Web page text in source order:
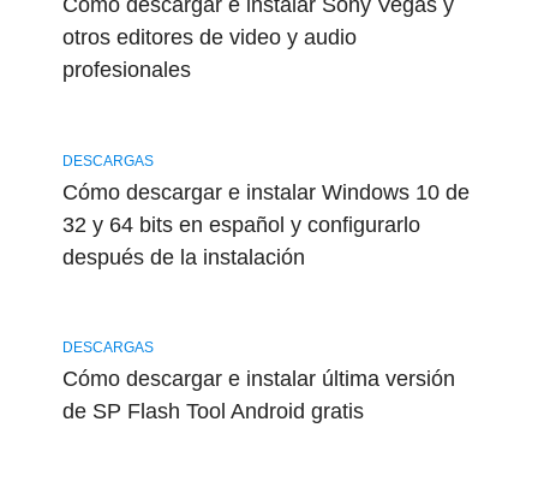
Cómo descargar e instalar Sony Vegas y
otros editores de video y audio
profesionales
DESCARGAS
Cómo descargar e instalar Windows 10 de
32 y 64 bits en español y configurarlo
después de la instalación
DESCARGAS
Cómo descargar e instalar última versión
de SP Flash Tool Android gratis